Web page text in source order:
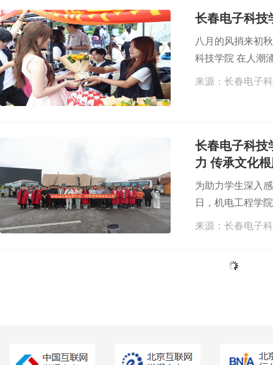
长春电子科技
八月的风捎来初
科技学院 在人潮
来源：长春电子
长春电子科技
力 传承文化
为助力学生深入
日，机电工程学
来源：长春电子